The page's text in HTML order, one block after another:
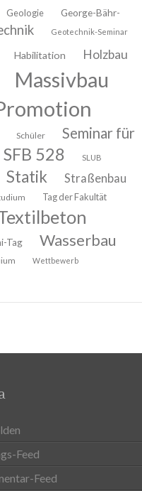
Geologie
George-Bähr-
Geotechnik-Seminar
Habilitation Holzbau
Massivbau
Schüler
Seminar für
SFB 528 SLUB
Statik Straßenbau
Tag der Fakultät
Tag Wasserbau
Wettbewerb
Feed
Feed